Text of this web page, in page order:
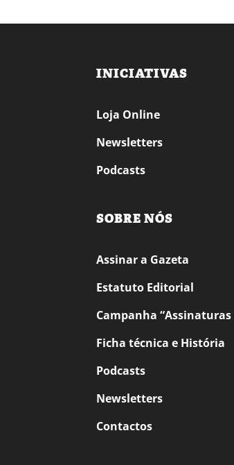
INICIATIVAS
Loja Online
Newsletters
Podcasts
SOBRE NÓS
Assinar a Gazeta
Estatuto Editorial
Campanha
Ficha técnica e História
Podcasts
Newsletters
Contactos